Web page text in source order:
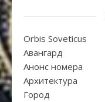
Orbis Soveticus
Авангард
Анонс номера
Архитектура
Город